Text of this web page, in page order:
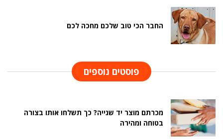
החבר הכי טוב שלכם מחכה לכם
פוסטים נוספים
מכרתם מוצר יד שנייה? כך תשלחו אותו בצורה
בטוחה ומהירה